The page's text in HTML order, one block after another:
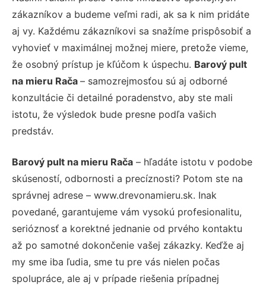
zákazníkov a budeme veľmi radi, ak sa k nim pridáte
aj vy. Každému zákazníkovi sa snažíme prispôsobiť a
vyhovieť v maximálnej možnej miere, pretože vieme,
že osobný prístup je kľúčom k úspechu. Barový pult
na mieru Rača – samozrejmosťou sú aj odborné
konzultácie či detailné poradenstvo, aby ste mali
istotu, že výsledok bude presne podľa vašich
predstáv.
Barový pult na mieru Rača – hľadáte istotu v podobe
skúseností, odbornosti a precíznosti? Potom ste na
správnej adrese – www.drevonamieru.sk. Inak
povedané, garantujeme vám vysokú profesionalitu,
serióznosť a korektné jednanie od prvého kontaktu
až po samotné dokončenie vašej zákazky. Keďže aj
my sme iba ľudia, sme tu pre vás nielen počas
spolupráce, ale aj v prípade riešenia prípadnej